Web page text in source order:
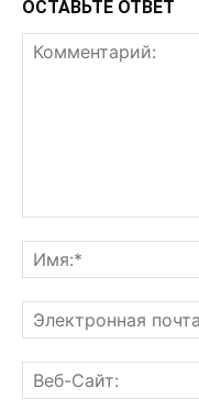
ОСТАВЬТЕ ОТВЕТ